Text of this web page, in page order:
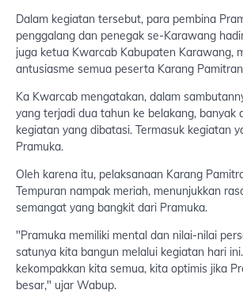
Dalam kegiatan tersebut, para pembina
penggalang dan penegak se-Karawang
juga ketua Kwarcab Kabupaten Karawang,
antusiasme semua peserta Karang
Ka Kwarcab mengatakan, dalam
yang terjadi dua tahun ke belakang, banyak
kegiatan yang dibatasi. Termasuk kegiatan
Pramuka.
Oleh karena itu, pelaksanaan Karang
Tempuran nampak meriah, menunjukkan
semangat yang bangkit dari Pramuka.
"Pramuka memiliki mental dan nilai-nilai
satunya kita bangun melalui kegiatan hari
kekompakkan kita semua, kita optimis jika
besar," ujar Wabup.